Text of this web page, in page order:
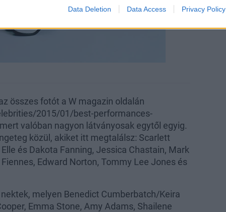
Data Deletion Data Access Privacy Policy
összes fotót a W magazin oldalán
2015/01/best-performances-
valóban nagyon látványosak egytől egyig.
közül, akiket itt megtalálsz: Scarlett
és Dakota Fanning, Jessica Chastain, Mark
Edward Norton, Tommy Lee Jones és
melyen Benedict Cumberbatch/Keira
Emma Stone, Amy Adams, Shailene